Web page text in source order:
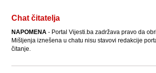
Chat čitatelja
NAPOMENA- Portal Vijesti.ba zadržava pravo da
Mišljenja iznešena u chatu nisu stavovi redakcije
čitanje.